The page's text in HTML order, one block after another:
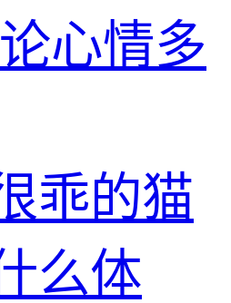
心情多
乖的猫
么体